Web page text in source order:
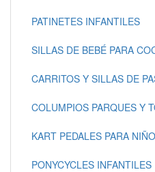
PATINETES INFANTILES
SILLAS DE BEBÉ PARA
CARRITOS Y SILLAS DE
COLUMPIOS PARQUES Y
KART PEDALES PARA
PONYCYCLES INFANTILES